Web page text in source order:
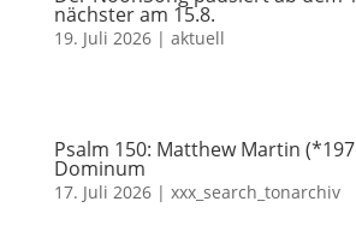
nächster am 15.8.
19. Juli 2026| aktuell
Psalm 150: Matthew Martin
Dominum
17. Juli 2026| xxx_search_tonarchiv